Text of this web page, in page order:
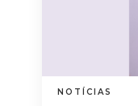
NOTÍCIAS